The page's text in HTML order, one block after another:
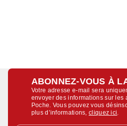
ABONNEZ-VOUS À
Votre adresse e-mail sera
envoyer des informations sur les
Poche. Vous pouvez vous
plus d’informations,cliquez ici